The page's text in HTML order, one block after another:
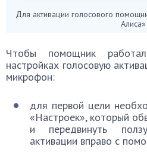
Для активации голосового
Алиса»
Чтобы помощник
настройках голосовую
микрофон:
для первой цели
«Настроек», который
и передвинуть
активации вправо с